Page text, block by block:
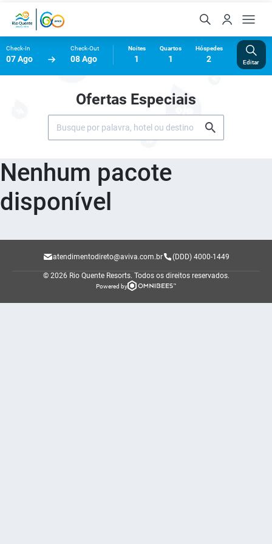
Check-In
07 Ago
Check-Out
08 Ago
Noites
1
Quartos
1
Hóspedes
2 Editar
Ofertas Especiais
Nenhum pacote
disponível
atendimentodireto@aviva.com.br (DDD) 4000-1449
© 2026 Rio Quente Resorts. Todos os direitos reservados.
Powered by